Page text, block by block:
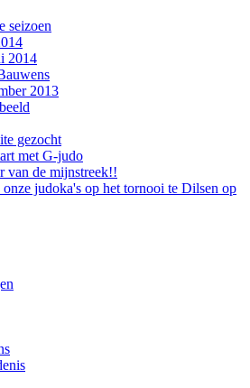
seizoen
2014
2013
gezocht
met G-judo
van de mijnstreek!!
onze judoka's op het tornooi te Dilsen op